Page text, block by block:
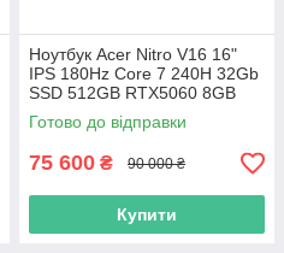
Ноутбук Acer Nitro V16 16"
IPS 180Hz Сore 7 240H 32Gb
SSD 512GB RTX5060 8GB
ANV16-72 (NH.U2EAA.002)
12863
Готово до відправки
75 600 ₴ 90 000 ₴
Купити